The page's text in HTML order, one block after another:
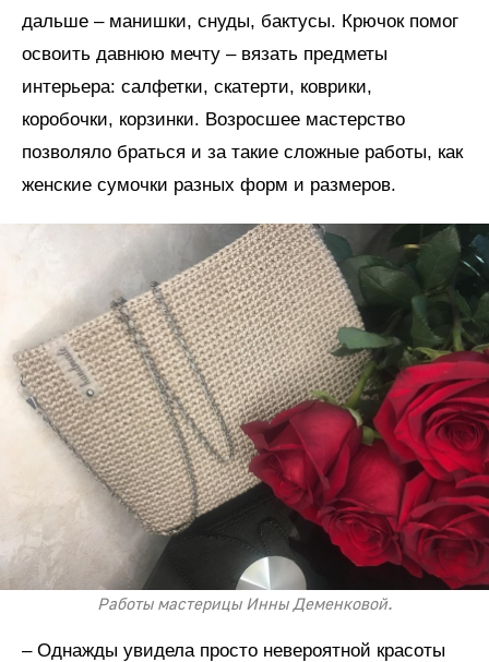
дальше – манишки, снуды, бактусы. Крючок помог
освоить давнюю мечту – вязать предметы
интерьера: салфетки, скатерти, коврики,
коробочки, корзинки. Возросшее мастерство
позволяло браться и за такие сложные работы, как
женские сумочки разных форм и размеров.
Работы мастерицы Инны Деменковой.
– Однажды увидела просто невероятной красоты